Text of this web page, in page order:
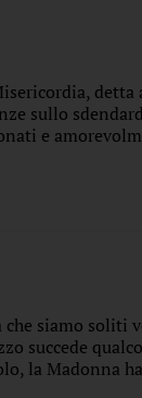
detta
sullo
e
siamo soliti
succede
la Madonna